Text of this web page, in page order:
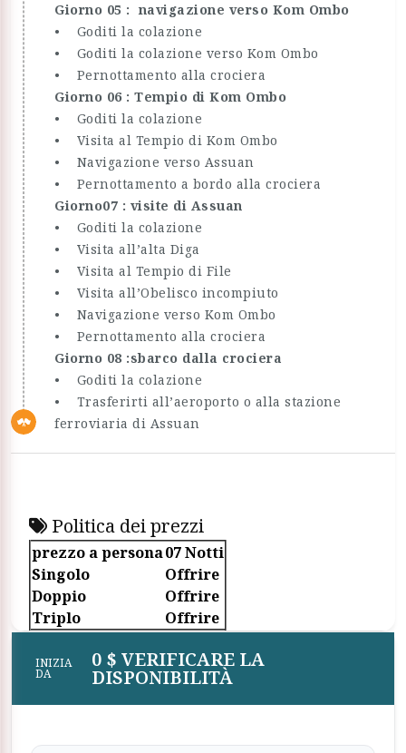
Giorno 05 : navigazione verso Kom Ombo
• Goditi la colazione
• Goditi la colazione verso Kom Ombo
• Pernottamento alla crociera
Giorno 06 : Tempio di Kom Ombo
• Goditi la colazione
• Visita al Tempio di Kom Ombo
• Navigazione verso Assuan
• Pernottamento a bordo alla crociera
Giorno07 : visite di Assuan
• Goditi la colazione
• Visita all’alta Diga
• Visita al Tempio di File
• Visita all’Obelisco incompiuto
• Navigazione verso Kom Ombo
• Pernottamento alla crociera
Giorno 08 :sbarco dalla crociera
• Goditi la colazione
• Trasferirti all’aeroporto o alla stazione
ferroviaria di Assuan
Politica dei prezzi
prezzo a persona07 Notti
Singolo
Offrire
Doppio
Offrire
Triplo
Offrire
INIZIA
DA
0 $ VERIFICARE LA
DISPONIBILITÀ